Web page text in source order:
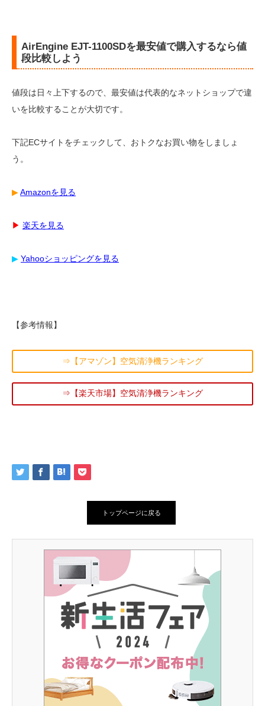
AirEngine EJT-1100SDを最安値で購入するなら値
段比較しよう
値段は日々上下するので、最安値は代表的なネットショップで違
いを比較することが大切です。
下記ECサイトをチェックして、おトクなお買い物をしましょ
う。
▶︎Amazonを見る
▶︎ 楽天を見る
▶︎ Yahooショッピングを見る
【参考情報】
⇒【アマゾン】空気清浄機ランキング
⇒【楽天市場】空気清浄機ランキング
トップページに戻る